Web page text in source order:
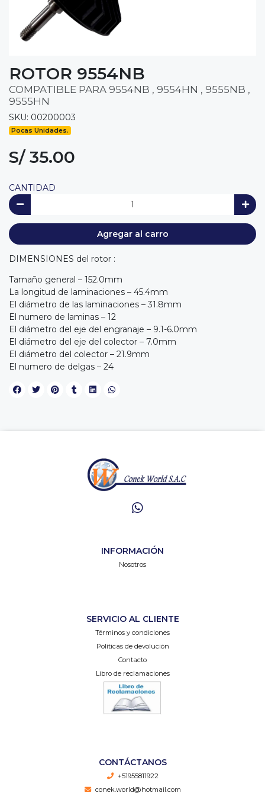
ROTOR 9554NB
COMPATIBLE PARA 9554NB , 9554HN , 9555NB ,
9555HN
SKU: 00200003
Pocas Unidades.
S/ 35.00
CANTIDAD
Agregar al carro
DIMENSIONES del rotor :
Tamaño general – 152.0mm
La longitud de laminaciones – 45.4mm
El diámetro de las laminaciones – 31.8mm
El numero de laminas – 12
El diámetro del eje del engranaje – 9.1-6.0mm
El diámetro del eje del colector – 7.0mm
El diámetro del colector – 21.9mm
El numero de delgas – 24
INFORMACIÓN
Nosotros
SERVICIO AL CLIENTE
Términos y condiciones
Políticas de devolución
Contacto
Libro de reclamaciones
CONTÁCTANOS
+51955811922
conek.world@hotmail.com